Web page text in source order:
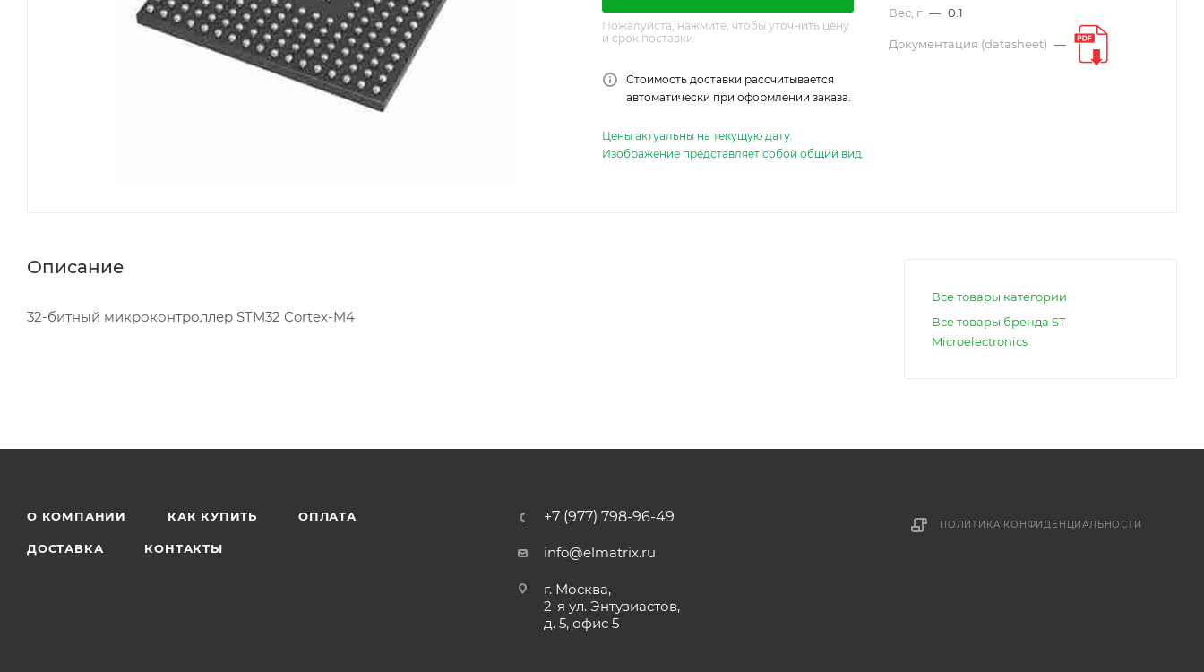
Пожалуйста, нажмите, чтобы уточнить цену
и срок поставки
Стоимость доставки рассчитывается
автоматически при оформлении заказа.
Вес, г — 0.1
Документация (datasheet) —
Цены актуальны на текущую дату.
Изображение представляет собой общий вид.
Описание
32-битный микроконтроллер STM32 Cortex-M4
Все товары категории
Все товары бренда ST
Microelectronics
О КОМПАНИИ КАК КУПИТЬ ОПЛАТА
ДОСТАВКА КОНТАКТЫ
+7 (977) 798-96-49
info@elmatrix.ru
г. Москва,
2-я ул. Энтузиастов,
д. 5, офис 5
ПОЛИТИКА КОНФИДЕНЦИАЛЬНОСТИ